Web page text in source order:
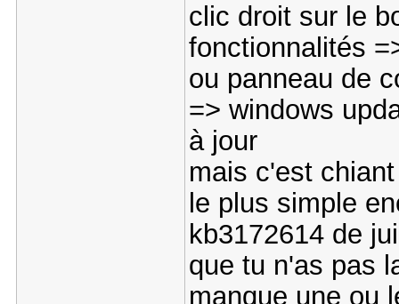
clic droit sur le
fonctionnalités
ou panneau de
=> windows
à jour
mais c'est
le plus simple
kb3172614 de
que tu n'as pas
manque une ou